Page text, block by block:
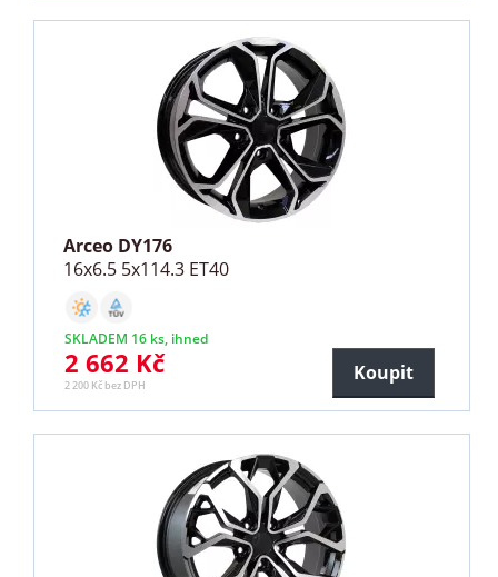
Arceo DY176
16x6.5 5x114.3 ET40
SKLADEM 16 ks, ihned
2 662 Kč
2 200 Kč bez DPH
Koupit